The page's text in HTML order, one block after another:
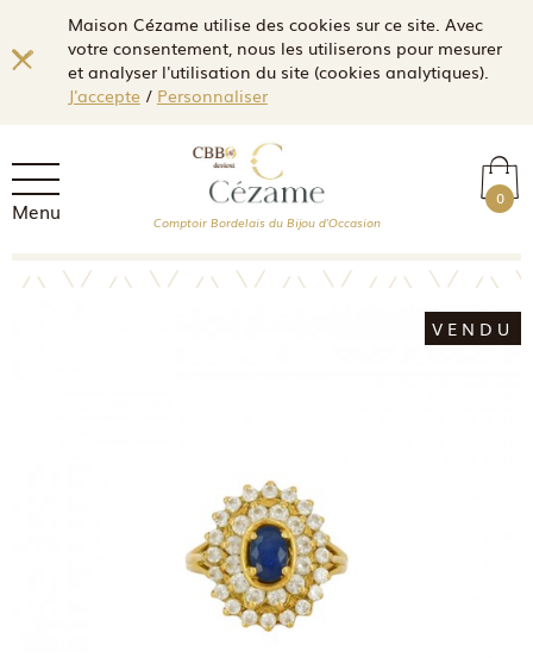
Maison Cézame utilise des cookies sur ce site. Avec
votre consentement, nous les utiliserons pour mesurer
et analyser l'utilisation du site (cookies analytiques).
J'accepte/ Personnaliser
Menu 0
Comptoir Bordelais du Bijou d'Occasion
VENDU